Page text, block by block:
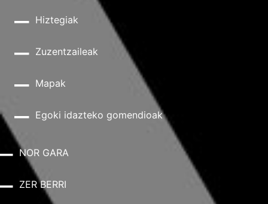
Hiztegiak
Zuzentzaileak
Mapak
Egoki idazteko gomendioak
NOR GARA
ZER BERRI